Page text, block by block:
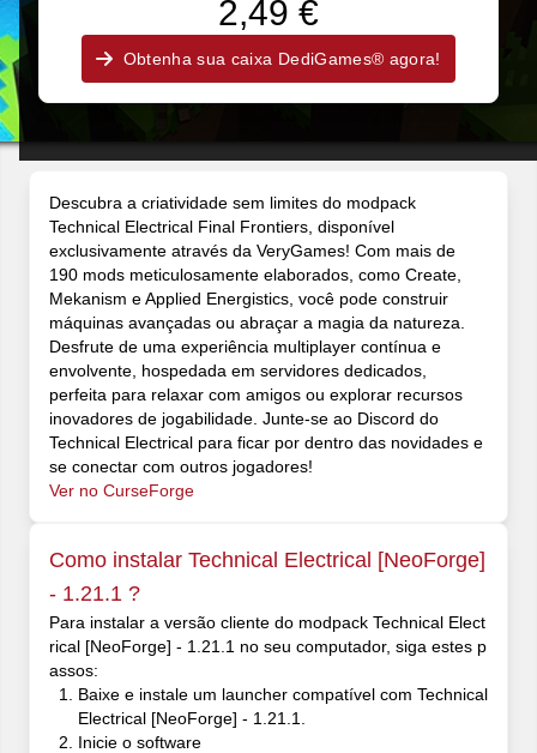
2,49 €
Obtenha sua caixa DediGames® agora!
Descubra a criatividade sem limites do modpack
Technical Electrical Final Frontiers, disponível
exclusivamente através da VeryGames! Com mais de
190 mods meticulosamente elaborados, como Create,
Mekanism e Applied Energistics, você pode construir
máquinas avançadas ou abraçar a magia da natureza.
Desfrute de uma experiência multiplayer contínua e
envolvente, hospedada em servidores dedicados,
perfeita para relaxar com amigos ou explorar recursos
inovadores de jogabilidade. Junte-se ao Discord do
Technical Electrical para ficar por dentro das novidades e
se conectar com outros jogadores!
Ver no CurseForge
Como instalar Technical Electrical [NeoForge]
- 1.21.1 ?
Para instalar a versão cliente do modpack Technical Elect
rical [NeoForge] - 1.21.1 no seu computador, siga estes p
assos:
Baixe e instale um launcher compatível com Technical
Electrical [NeoForge] - 1.21.1.
Inicie o software